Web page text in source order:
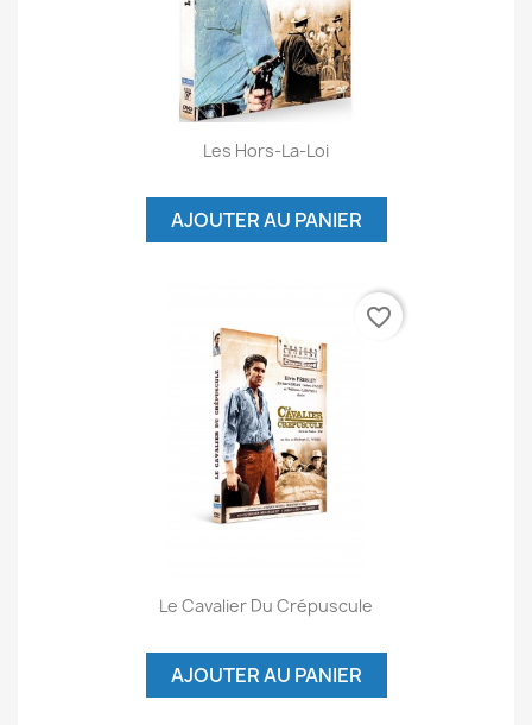
Les Hors-La-Loi
AJOUTER AU PANIER
Le Cavalier Du Crépuscule
AJOUTER AU PANIER
favorite_border